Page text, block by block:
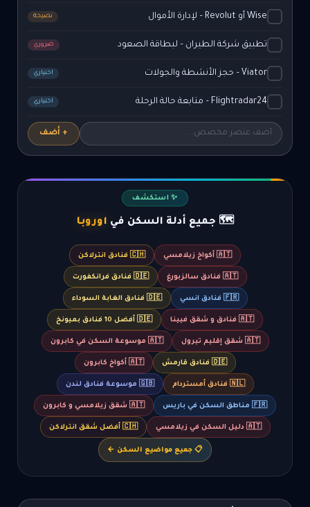
Wise أو Revolut – لإدارة الأموال نصيحة
تطبيق شركة الطيران – لبطاقة الصعود ضروري
Viator – حجز الأنشطة والجولات اختياري
Flightradar24 – متابعة حالة الرحلة اختياري
+ أضف
✨ استكشف
🗺️ جميع أدلة السكن في أوروبا
🇦🇹 أكواخ زيلامسي 🇨🇭 فنادق انترلاكن
🇦🇹 فنادق سالزبورغ 🇩🇪 فنادق فرانكفورت
🇫🇷 فنادق انسي 🇩🇪 فنادق الغابة السوداء
🇦🇹 فنادق و شقق فيينا 🇩🇪 أفضل 10 فنادق بميونخ
🇦🇹 شقق إقليم تيرول 🇦🇹 موسوعة السكن في كابرون
🇩🇪 فنادق قارمش 🇦🇹 أكواخ كابرون
🇳🇱 فنادق أمستردام 🇬🇧 موسوعة فنادق لندن
🇫🇷 مناطق السكن في باريس 🇦🇹 شقق زيلامسي و كابرون
🇦🇹 دليل السكن في زيلامسي 🇨🇭 أفضل شقق انترلاكن
📋 جميع مواضيع السكن ←